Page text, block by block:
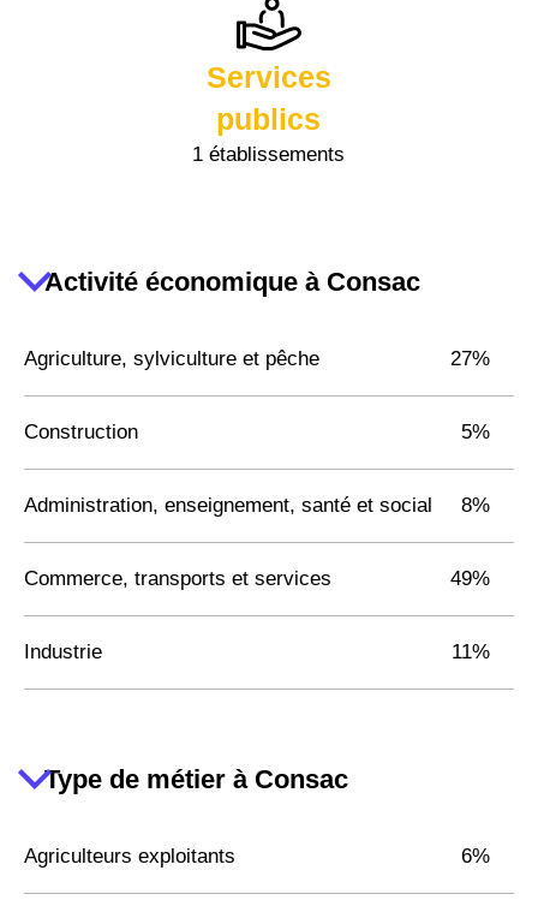
Services
publics
1 établissements
Activité économique à Consac
Agriculture, sylviculture et pêche 27%
Construction 5%
Administration, enseignement, santé et social 8%
Commerce, transports et services 49%
Industrie 11%
Type de métier à Consac
Agriculteurs exploitants 6%